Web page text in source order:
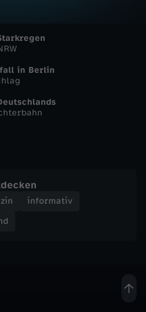
in Berlin
informativ